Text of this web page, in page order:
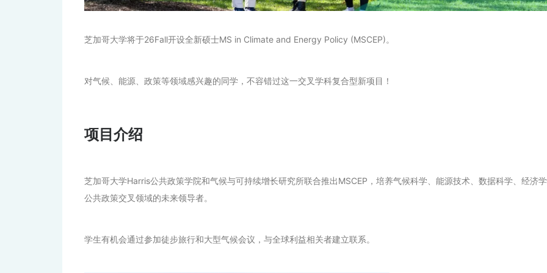
芝加哥大学将于26Fall开设全新硕士MS in Climate and Energy Policy (MSCEP)。
对气候、能源、政策等领域感兴趣的同学，不容错过这一交叉学科复合型新项目！
项目介绍
芝加哥大学Harris公共政策学院和气候与可持续增长研究所联合推出MSCEP，培养气候科学、能源技术、数据科学、经济
公共政策交叉领域的未来领导者。
学生有机会通过参加徒步旅行和大型气候会议，与全球利益相关者建立联系。